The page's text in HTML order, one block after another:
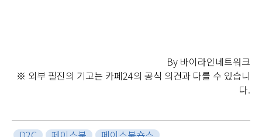
By 바이라인네트워크
※ 외부 필진의 기고는 카페24의 공식 의견과 다를 수 있습니
다.